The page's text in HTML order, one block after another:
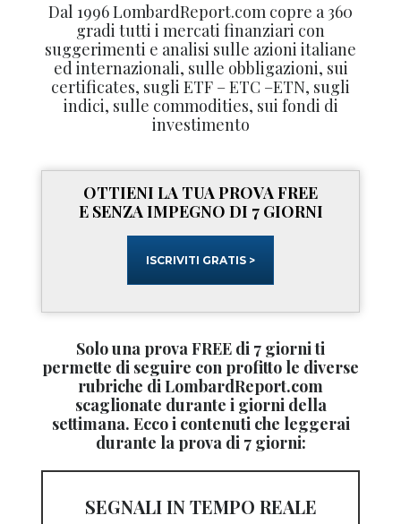
Dal 1996 LombardReport.com copre a 360
gradi tutti i mercati finanziari con
suggerimenti e analisi sulle azioni italiane
ed internazionali, sulle obbligazioni, sui
certificates, sugli ETF – ETC –ETN, sugli
indici, sulle commodities, sui fondi di
investimento
OTTIENI LA TUA PROVA FREE
E SENZA IMPEGNO DI 7 GIORNI
ISCRIVITI GRATIS >
Solo una prova FREE di 7 giorni ti
permette di seguire con profitto le diverse
rubriche di LombardReport.com
scaglionate durante i giorni della
settimana. Ecco i contenuti che leggerai
durante la prova di 7 giorni:
SEGNALI IN TEMPO REALE